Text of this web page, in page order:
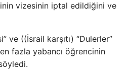
vizesinin iptal edildiğini ve
ve ((İsrail karşıtı) “Dulerler”
fazla yabancı öğrencinin